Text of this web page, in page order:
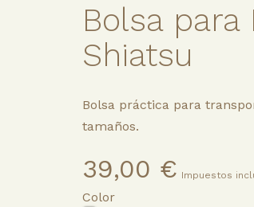
Bolsa para
Shiatsu
Bolsa práctica para
tamaños.
39,00 € Impuestos
Color